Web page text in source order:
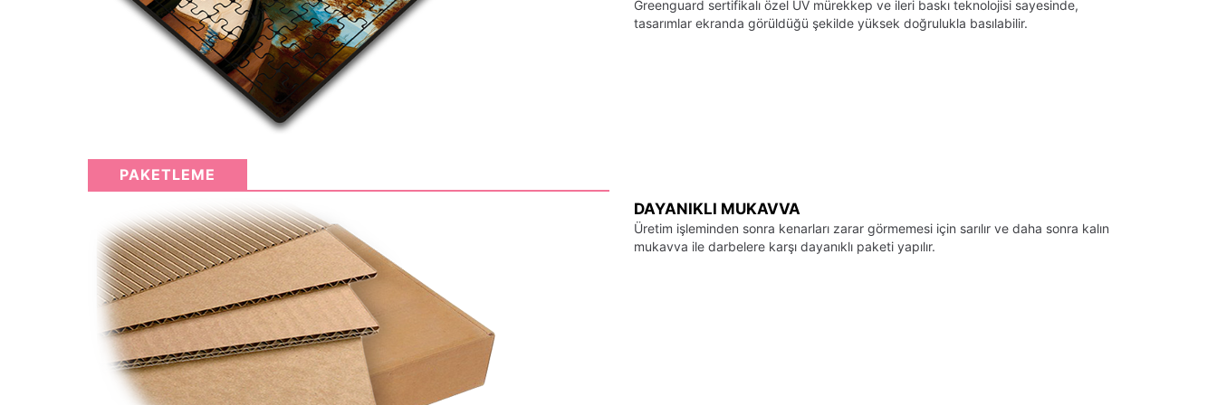
Greenguard sertifikalı özel UV mürekkep ve ileri baskı teknolojisi sayesinde,
tasarımlar ekranda görüldüğü şekilde yüksek doğrulukla basılabilir.
PAKETLEME
DAYANIKLI MUKAVVA
Üretim işleminden sonra kenarları zarar görmemesi için sarılır ve daha sonra kalın
mukavva ile darbelere karşı dayanıklı paketi yapılır.